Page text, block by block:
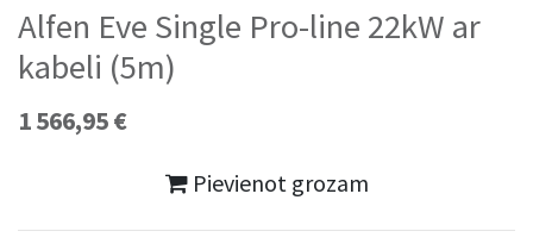
Alfen Eve Single Pro-line 22kW ar
kabeli (5m)
1 566,95€
Pievienot grozam